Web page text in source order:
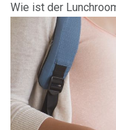
Wie ist der